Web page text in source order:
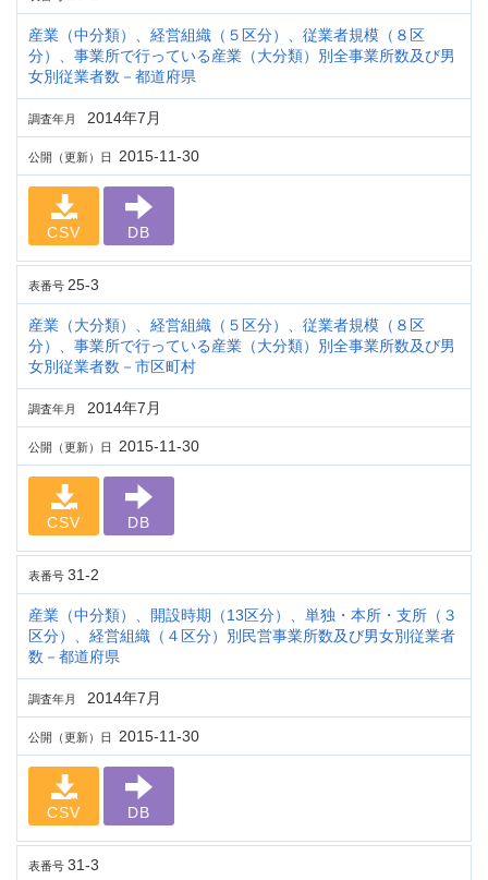
産業（中分類）、経営組織（５区分）、従業者規模（８区
分）、事業所で行っている産業（大分類）別全事業所数及び男
女別従業者数－都道府県
調査年月 2014年7月
公開（更新）日 2015-11-30
CSV DB
表番号 25-3
産業（大分類）、経営組織（５区分）、従業者規模（８区
分）、事業所で行っている産業（大分類）別全事業所数及び男
女別従業者数－市区町村
調査年月 2014年7月
公開（更新）日 2015-11-30
CSV DB
表番号 31-2
産業（中分類）、開設時期（13区分）、単独・本所・支所（３
区分）、経営組織（４区分）別民営事業所数及び男女別従業者
数－都道府県
調査年月 2014年7月
公開（更新）日 2015-11-30
CSV DB
表番号 31-3